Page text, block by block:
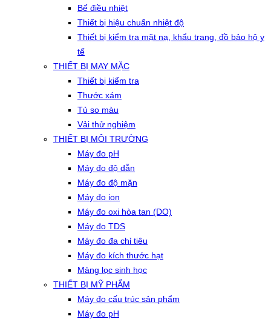
Bể điều nhiệt
Thiết bị hiệu chuẩn nhiệt độ
Thiết bị kiểm tra mặt nạ, khẩu trang, đồ bảo hộ y
tế
THIẾT BỊ MAY MẶC
Thiết bị kiểm tra
Thước xám
Tủ so màu
Vải thử nghiệm
THIẾT BỊ MÔI TRƯỜNG
Máy đo pH
Máy đo độ dẫn
Máy đo độ mặn
Máy đo ion
Máy đo oxi hòa tan (DO)
Máy đo TDS
Máy đo đa chỉ tiêu
Máy đo kích thước hạt
Màng lọc sinh học
THIẾT BỊ MỸ PHẨM
Máy đo cấu trúc sản phẩm
Máy đo pH